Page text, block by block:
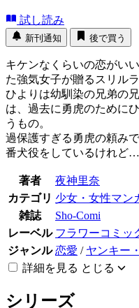
試し読み
新刊通知 後で買う
キケンなくらいの恋がい
た強気女子が贈るスリル
ひよりは幼馴染の兄弟の
は、過去に勇虎のために
うもの。
過保護すぎる勇虎の頼み
番犬役をしているけれど…
著者
夜神里奈
カテゴリ 少女・女性マン
雑誌
Sho-Comi
レーベル フラワーコミッ
ジャンル 恋愛 / ヤンキー
詳細を見る とじる
シリーズ